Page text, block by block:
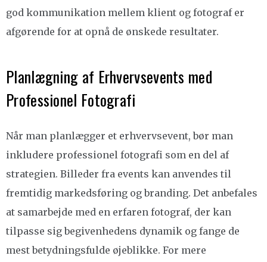
god kommunikation mellem klient og fotograf er
afgørende for at opnå de ønskede resultater.
Planlægning af Erhvervsevents med
Professionel Fotografi
Når man planlægger et erhvervsevent, bør man
inkludere professionel fotografi som en del af
strategien. Billeder fra events kan anvendes til
fremtidig markedsføring og branding. Det anbefales
at samarbejde med en erfaren fotograf, der kan
tilpasse sig begivenhedens dynamik og fange de
mest betydningsfulde øjeblikke. For mere